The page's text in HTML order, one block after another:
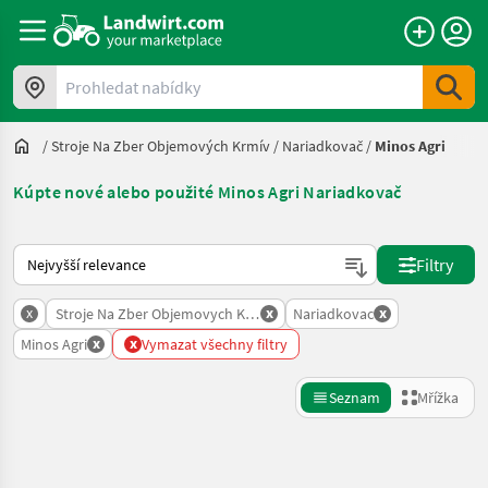
Prohledat nabídky
/Stroje Na Zber Objemových Krmív / Nariadkovač / Minos Agri
Kúpte nové alebo použité Minos Agri Nariadkovač
Takto se řadí nabídky na Landwirt.com
Filtry
x Stroje Na Zber Objemovych Krmiv
x Nariadkovac x
Minos Agri x x Vymazat všechny filtry
Seznam Mřížka